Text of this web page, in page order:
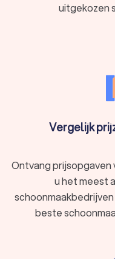
uitgekozen
Vergelijk
Ontvang prijsopgaven
u het meest
beste